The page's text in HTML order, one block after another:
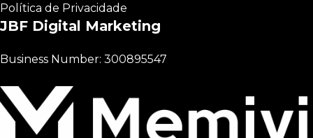
Política de Privacidade
JBF Digital Marketing
Business Number: 300895547